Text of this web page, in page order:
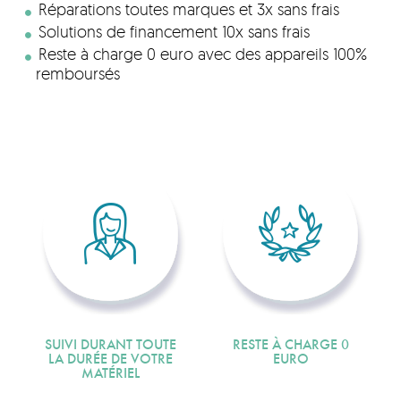
Réparations toutes marques et 3x sans frais
Solutions de financement 10x sans frais
Reste à charge 0 euro avec des appareils 100%
remboursés
SUIVI DURANT TOUTE
LA DURÉE DE VOTRE
MATÉRIEL
RESTE À CHARGE 0
EURO